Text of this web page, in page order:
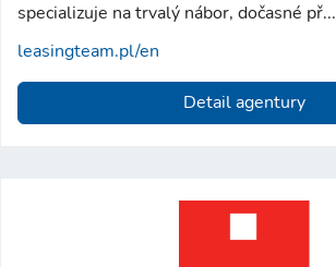
specializuje na trvalý nábor, dočasné př...
leasingteam.pl/en
Detail agentury